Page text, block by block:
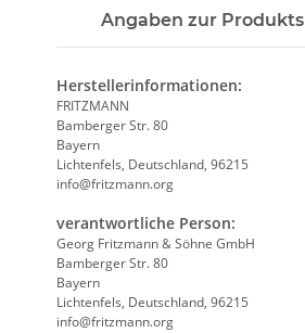
Angaben zur
Herstellerinformationen:
FRITZMANN
Bamberger Str. 80
Bayern
Lichtenfels, Deutschland, 96215
info@fritzmann.org
verantwortliche Person:
Georg Fritzmann & Söhne GmbH
Bamberger Str. 80
Bayern
Lichtenfels, Deutschland, 96215
info@fritzmann.org